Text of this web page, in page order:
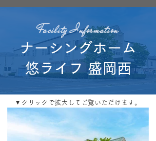
Facility ​Information
ナーシングホーム
悠ライフ 盛岡西
▼クリックで拡大してご覧いただけます。